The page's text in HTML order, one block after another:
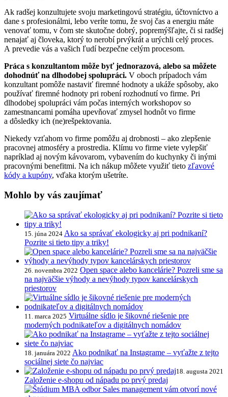
Ak radšej konzultujete svoju marketingovú stratégiu, účtovníctvo a
dane s profesionálmi, lebo veríte tomu, že svoj čas a energiu máte
venovať tomu, v čom ste skutočne dobrý, popremýšľajte, či si radšej
nenajať aj človeka, ktorý to nerobí prvýkrát a urýchli celý proces.
A prevedie vás a vašich ľudí bezpečne celým procesom.
Práca s konzultantom môže byť jednorazová, alebo sa môžete
dohodnúť na dlhodobej spolupráci. V oboch prípadoch vám
konzultant pomôže nastaviť firemné hodnoty a ukáže spôsoby, ako
používať firemné hodnoty pri robení rozhodnutí vo firme. Pri
dlhodobej spolupráci vám počas interných workshopov so
zamestnancami pomáha upevňovať zmysel hodnôt vo firme
a dôsledky ich (ne)rešpektovania.
Niekedy vzťahom vo firme pomôžu aj drobnosti – ako zlepšenie
pracovnej atmosféry a prostredia. Klímu vo firme viete vylepšiť
napríklad aj novým kávovarom, vybavením do kuchynky či inými
pracovnými benefitmi. Na ich nákup môžete využiť tieto zľavové
kódy a kupóny, vďaka ktorým ušetríte.
Mohlo by vás zaujímať
15. júna 2024 Ako sa správať ekologicky aj pri podnikaní?
Pozrite si tieto tipy a triky!
26. novembra 2022 Open space alebo kancelárie? Pozreli sme sa
na najväčšie výhody a nevýhody typov kancelárskych
priestorov
11. marca 2025 Virtuálne sídlo je šikovné riešenie pre
moderných podnikateľov a digitálnych nomádov
18. januára 2022 Ako podnikať na Instagrame – vyťažte z tejto
sociálnej siete čo najviac
18. augusta 2021
Založenie e-shopu od nápadu po prvý predaj